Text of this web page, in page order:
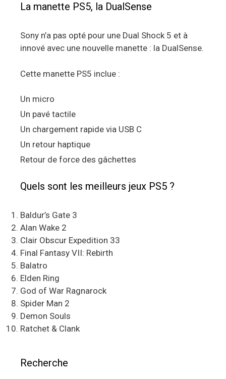
La manette PS5, la DualSense
Sony n’a pas opté pour une Dual Shock 5 et à
innové avec une nouvelle manette : la DualSense.
Cette manette PS5 inclue :
Un micro
Un pavé tactile
Un chargement rapide via USB C
Un retour haptique
Retour de force des gâchettes
Quels sont les meilleurs jeux PS5 ?
Baldur’s Gate 3
Alan Wake 2
Clair Obscur Expedition 33
Final Fantasy VII: Rebirth
Balatro
Elden Ring
God of War Ragnarock
Spider Man 2
Demon Souls
Ratchet & Clank
Recherche